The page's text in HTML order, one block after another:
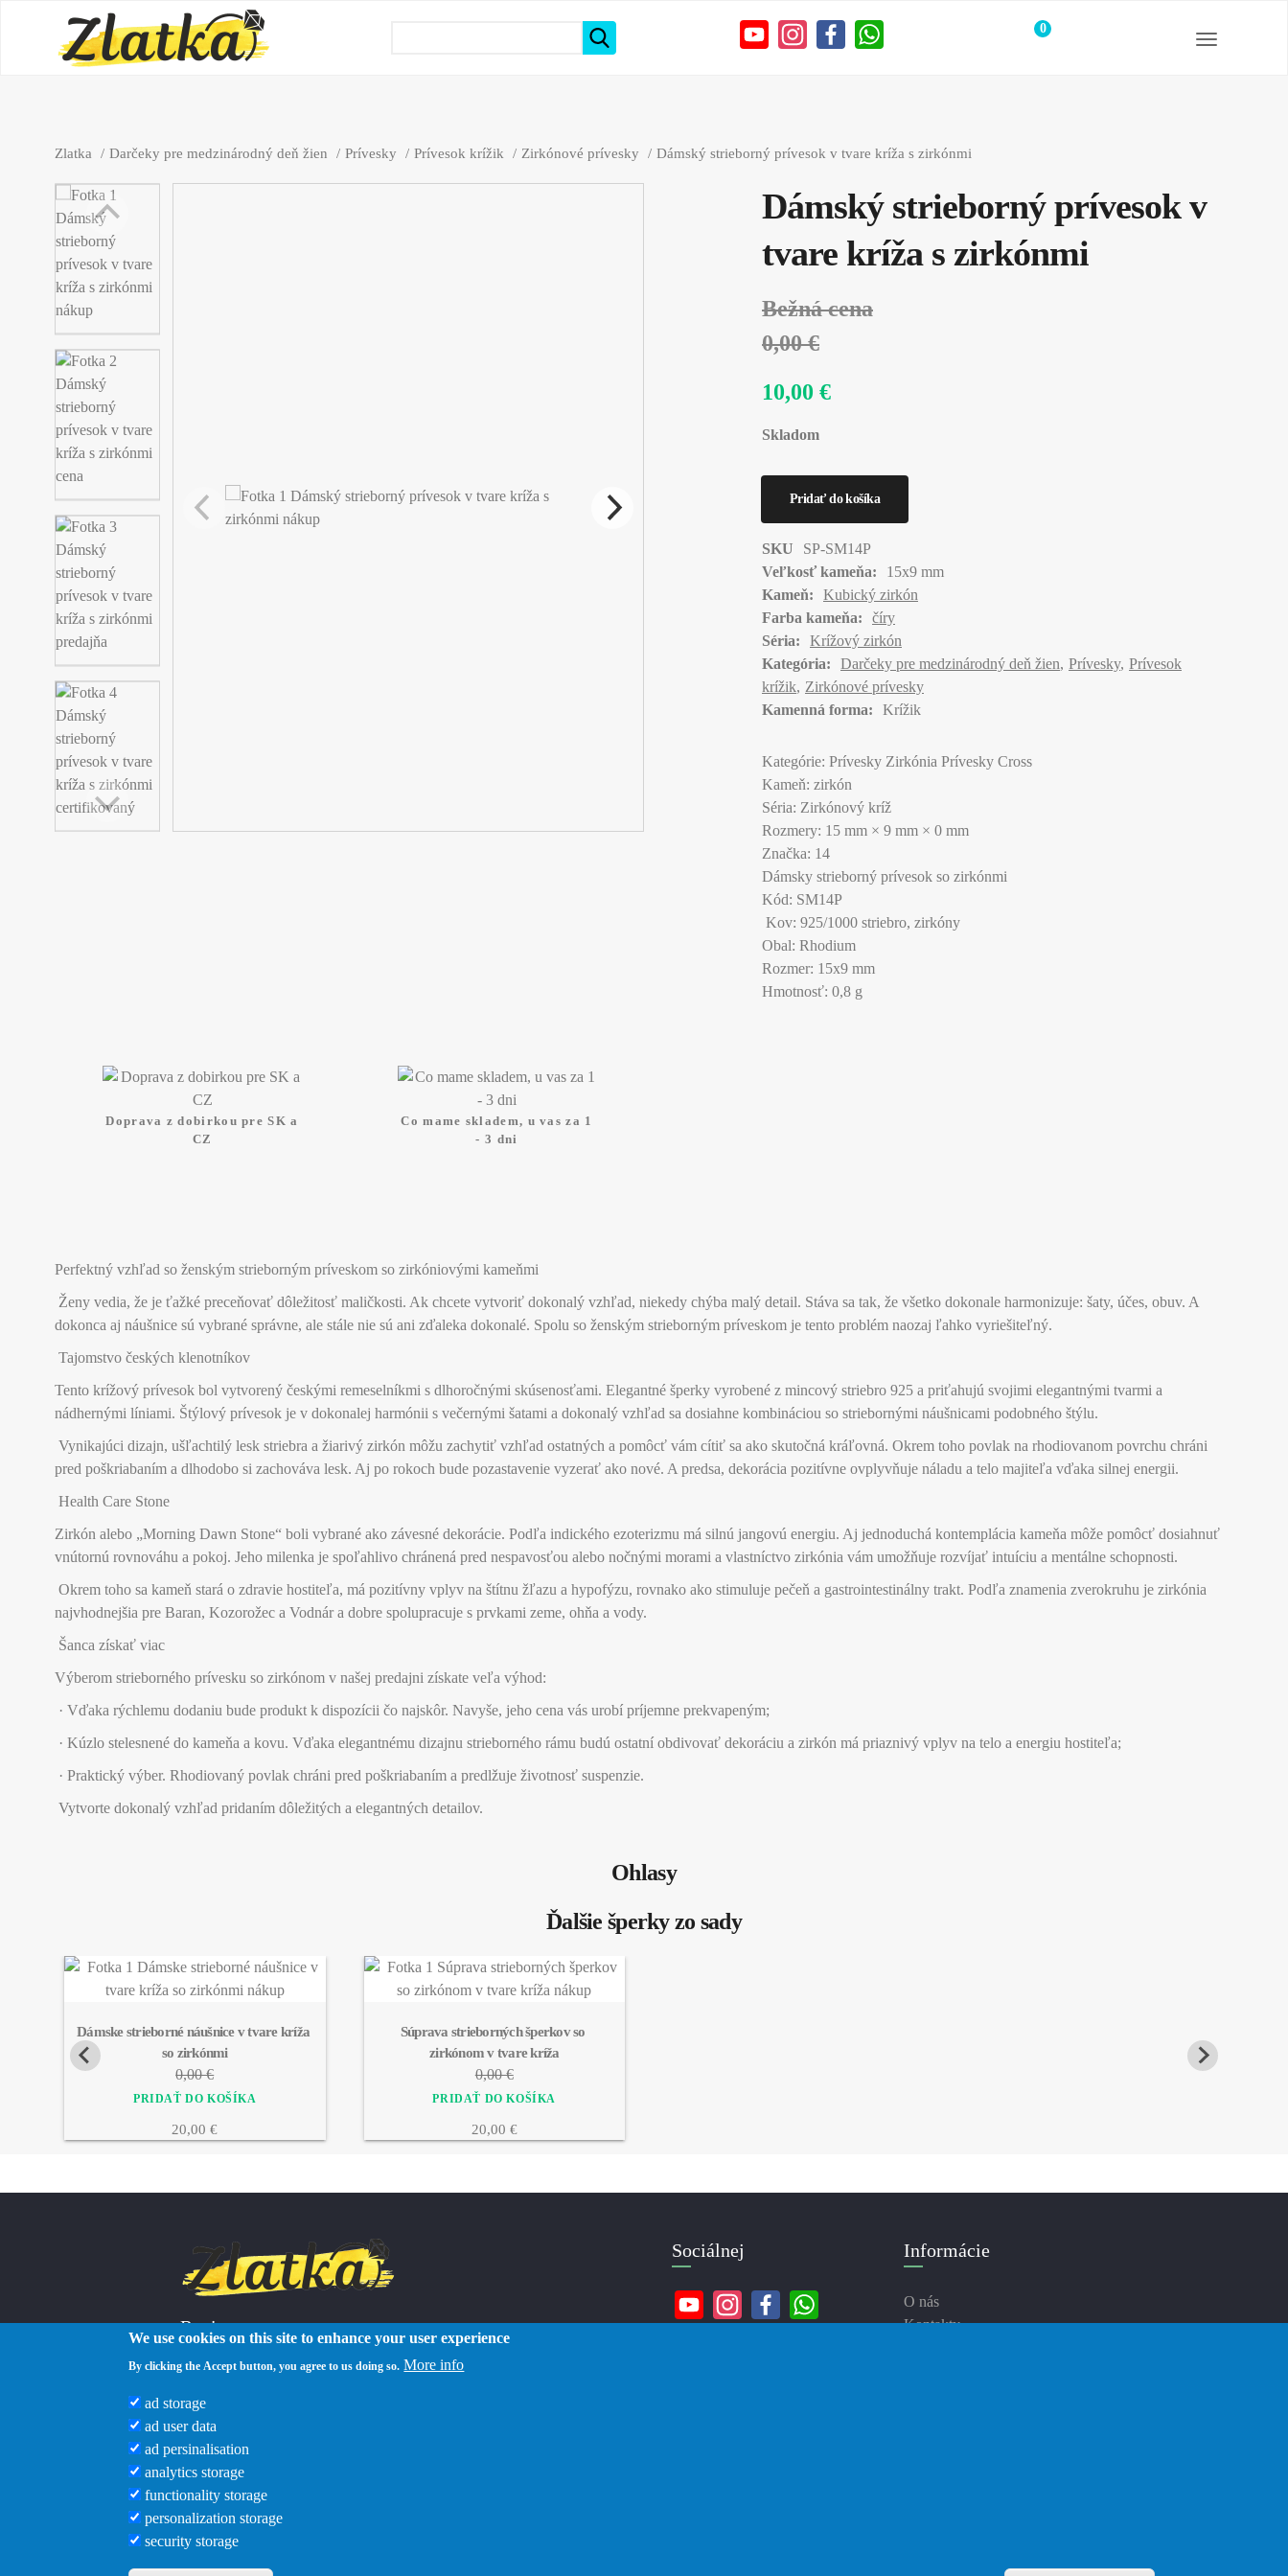
0
Zlatka Darčeky pre medzinárodný deň žien Prívesky Prívesok krížik Zirkónové prívesky Dámský strieborný prívesok v tvare kríža s zirkónmi
Dámský strieborný prívesok v
tvare kríža s zirkónmi
Bežná cena
0,00 €
10,00 €
Skladom
SKU
SP-SM14P
Veľkosť kameňa:
15x9 mm
Kameň:
Kubický zirkón
Farba kameňa:
číry
Séria:
Krížový zirkón
Kategória:
Darčeky pre medzinárodný deň žien Prívesky Prívesok
krížik Zirkónové prívesky
Kamenná forma:
Krížik
Kategórie: Prívesky Zirkónia Prívesky Cross
Kameň: zirkón
Séria: Zirkónový kríž
Rozmery: 15 mm × 9 mm × 0 mm
Značka: 14
Dámsky strieborný prívesok so zirkónmi
Kód: SM14P
Kov: 925/1000 striebro, zirkóny
Obal: Rhodium
Rozmer: 15x9 mm
Hmotnosť: 0,8 g
Doprava z dobirkou pre SK a
CZ
Co mame skladem, u vas za 1
- 3 dni
Perfektný vzhľad so ženským strieborným príveskom so zirkóniovými kameňmi
Ženy vedia, že je ťažké preceňovať dôležitosť maličkosti. Ak chcete vytvoriť dokonalý vzhľad, niekedy chýba malý detail. Stáva sa tak, že všetko dokonale harmonizuje: šaty, účes, obuv. A
dokonca aj náušnice sú vybrané správne, ale stále nie sú ani zďaleka dokonalé. Spolu so ženským strieborným príveskom je tento problém naozaj ľahko vyriešiteľný.
Tajomstvo českých klenotníkov
Tento krížový prívesok bol vytvorený českými remeselníkmi s dlhoročnými skúsenosťami. Elegantné šperky vyrobené z mincový striebro 925 a priťahujú svojimi elegantnými tvarmi a
nádhernými líniami. Štýlový prívesok je v dokonalej harmónii s večernými šatami a dokonalý vzhľad sa dosiahne kombináciou so striebornými náušnicami podobného štýlu.
Vynikajúci dizajn, ušľachtilý lesk striebra a žiarivý zirkón môžu zachytiť vzhľad ostatných a pomôcť vám cítiť sa ako skutočná kráľovná. Okrem toho povlak na rhodiovanom povrchu chráni
pred poškriabaním a dlhodobo si zachováva lesk. Aj po rokoch bude pozastavenie vyzerať ako nové. A predsa, dekorácia pozitívne ovplyvňuje náladu a telo majiteľa vďaka silnej energii.
Health Care Stone
Zirkón alebo „Morning Dawn Stone“ boli vybrané ako závesné dekorácie. Podľa indického ezoterizmu má silnú jangovú energiu. Aj jednoduchá kontemplácia kameňa môže pomôcť dosiahnuť
vnútornú rovnováhu a pokoj. Jeho milenka je spoľahlivo chránená pred nespavosťou alebo nočnými morami a vlastníctvo zirkónia vám umožňuje rozvíjať intuíciu a mentálne schopnosti.
Okrem toho sa kameň stará o zdravie hostiteľa, má pozitívny vplyv na štítnu žľazu a hypofýzu, rovnako ako stimuluje pečeň a gastrointestinálny trakt. Podľa znamenia zverokruhu je zirkónia
najvhodnejšia pre Baran, Kozorožec a Vodnár a dobre spolupracuje s prvkami zeme, ohňa a vody.
Šanca získať viac
Výberom strieborného prívesku so zirkónom v našej predajni získate veľa výhod:
· Vďaka rýchlemu dodaniu bude produkt k dispozícii čo najskôr. Navyše, jeho cena vás urobí príjemne prekvapeným;
· Kúzlo stelesnené do kameňa a kovu. Vďaka elegantnému dizajnu strieborného rámu budú ostatní obdivovať dekoráciu a zirkón má priaznivý vplyv na telo a energiu hostiteľa;
· Praktický výber. Rhodiovaný povlak chráni pred poškriabaním a predlžuje životnosť suspenzie.
Vytvorte dokonalý vzhľad pridaním dôležitých a elegantných detailov.
Ohlasy
Ďalšie šperky zo sady
Dámske strieborné náušnice v tvare kríža
so zirkónmi
0,00 €
20,00 €
Súprava strieborných šperkov so
zirkónom v tvare kríža
0,00 €
20,00 €
Reviews
Sociálnej Informácie
O nás
Kontakty
We use cookies on this site to enhance your user experience
By clicking the Accept button, you agree to us doing so. More info
ad storage
ad user data
ad persinalisation
analytics storage
functionality storage
personalization storage
security storage